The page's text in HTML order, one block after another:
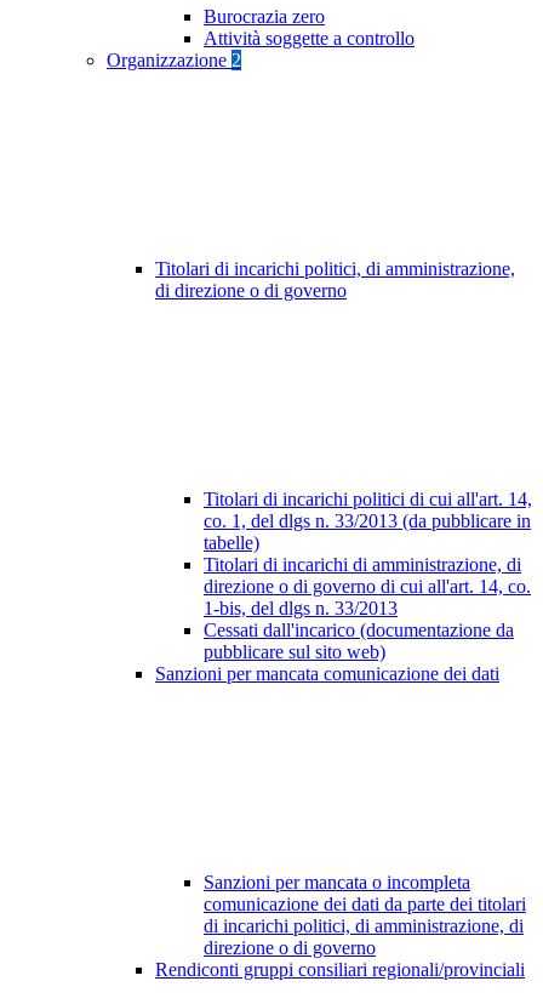
Burocrazia zero
Attività soggette a controllo
Organizzazione 2
Titolari di incarichi politici, di amministrazione,
di direzione o di governo
Titolari di incarichi politici di cui all'art. 14,
co. 1, del dlgs n. 33/2013 (da pubblicare in
tabelle)
Titolari di incarichi di amministrazione, di
direzione o di governo di cui all'art. 14, co.
1-bis, del dlgs n. 33/2013
Cessati dall'incarico (documentazione da
pubblicare sul sito web)
Sanzioni per mancata comunicazione dei dati
Sanzioni per mancata o incompleta
comunicazione dei dati da parte dei titolari
di incarichi politici, di amministrazione, di
direzione o di governo
Rendiconti gruppi consiliari regionali/provinciali